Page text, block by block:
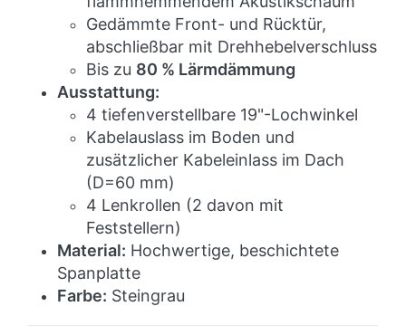
Gedämmte Front- und Rücktür,
abschließbar mit Drehhebelverschluss
Bis zu 80 % Lärmdämmung
Ausstattung:
4 tiefenverstellbare 19"-Lochwinkel
Kabelauslass im Boden und
zusätzlicher Kabeleinlass im Dach
(D=60 mm)
4 Lenkrollen (2 davon mit
Feststellern)
Material: Hochwertige, beschichtete
Spanplatte
Farbe: Steingrau